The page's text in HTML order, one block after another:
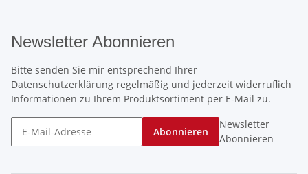
Newsletter Abonnieren
Bitte senden Sie mir entsprechend Ihrer
Datenschutzerklärung regelmäßig und jederzeit widerruflich
Informationen zu Ihrem Produktsortiment per E-Mail zu.
Abonnieren
Newsletter
Abonnieren